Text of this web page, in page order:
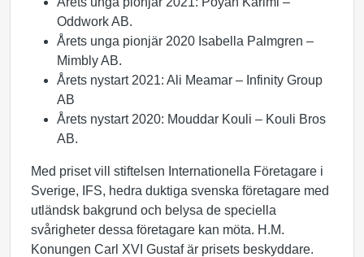
Oddwork AB.
Årets unga pionjär 2020 Isabella Palmgren –
Mimbly AB.
Årets nystart 2021: Ali Meamar – Infinity Group
AB
Årets nystart 2020: Mouddar Kouli – Kouli Bros
AB.
Med priset vill stiftelsen Internationella Företagare i
Sverige, IFS, hedra duktiga svenska företagare med
utländsk bakgrund och belysa de speciella
svårigheter dessa företagare kan möta. H.M.
Konungen Carl XVI Gustaf är prisets beskyddare.